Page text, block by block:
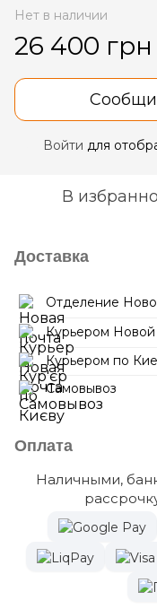
Нет в наличии
26 400 грн
Войти для
В
Доставка
Отделение
Курьером
Курьером по
Самовывоз
Оплата
Наличными,